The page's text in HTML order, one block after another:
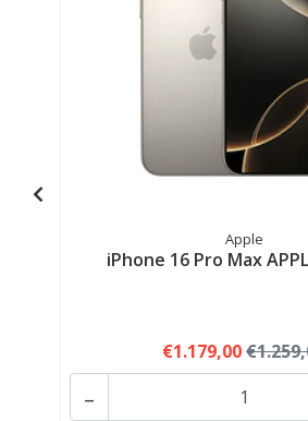
Apple
iPhone 16 Pro Max
€1.179,00
-